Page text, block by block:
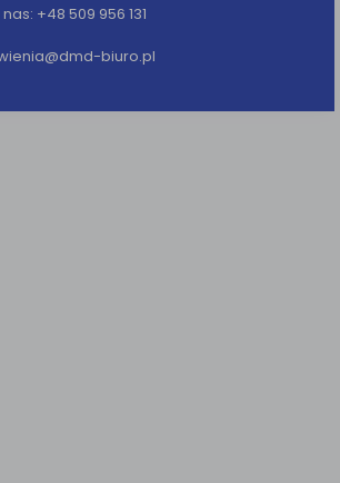
+48 509 956 131
biuro.pl